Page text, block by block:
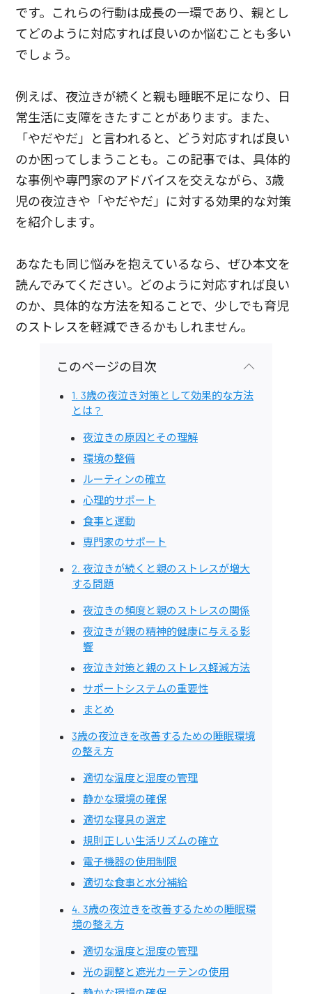
です。これらの行動は成長の一環であり、親とし
てどのように対応すれば良いのか悩むことも多い
でしょう。
例えば、夜泣きが続くと親も睡眠不足になり、日
常生活に支障をきたすことがあります。また、
「やだやだ」と言われると、どう対応すれば良い
のか困ってしまうことも。この記事では、具体的
な事例や専門家のアドバイスを交えながら、3歳
児の夜泣きや「やだやだ」に対する効果的な対策
を紹介します。
あなたも同じ悩みを抱えているなら、ぜひ本文を
読んでみてください。どのように対応すれば良い
のか、具体的な方法を知ることで、少しでも育児
のストレスを軽減できるかもしれません。
このページの目次
1. 3歳の夜泣き対策として効果的な方法
とは？
夜泣きの原因とその理解
環境の整備
ルーティンの確立
心理的サポート
食事と運動
専門家のサポート
2. 夜泣きが続くと親のストレスが増大
する問題
夜泣きの頻度と親のストレスの関係
夜泣きが親の精神的健康に与える影
響
夜泣き対策と親のストレス軽減方法
サポートシステムの重要性
まとめ
3歳の夜泣きを改善するための睡眠環境
の整え方
適切な温度と湿度の管理
静かな環境の確保
適切な寝具の選定
規則正しい生活リズムの確立
電子機器の使用制限
適切な食事と水分補給
4. 3歳の夜泣きを改善するための睡眠環
境の整え方
適切な温度と湿度の管理
光の調整と遮光カーテンの使用